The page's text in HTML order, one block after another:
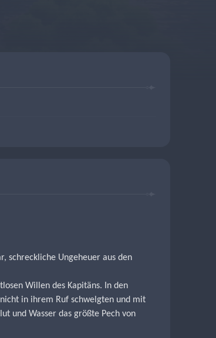
schreckliche Ungeheuer aus den
Willen des Kapitäns. In den
in ihrem Ruf schwelgten und mit
und Wasser das größte Pech von